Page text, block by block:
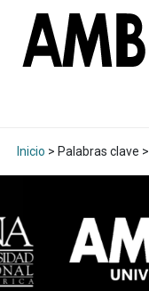
Inicio > Palabras clave >